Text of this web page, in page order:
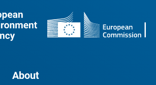
About